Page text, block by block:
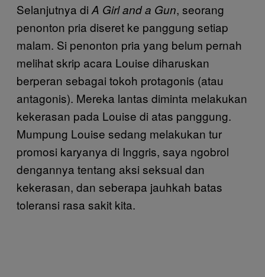
Selanjutnya di A Girl and a Gun, seorang
penonton pria diseret ke panggung setiap
malam. Si penonton pria yang belum pernah
melihat skrip acara Louise diharuskan
berperan sebagai tokoh protagonis (atau
antagonis). Mereka lantas diminta melakukan
kekerasan pada Louise di atas panggung.
Mumpung Louise sedang melakukan tur
promosi karyanya di Inggris, saya ngobrol
dengannya tentang aksi seksual dan
kekerasan, dan seberapa jauhkah batas
toleransi rasa sakit kita.